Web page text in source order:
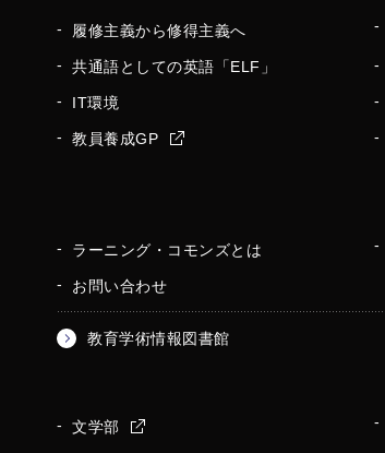
履修主義から修得主義へ
共通語としての英語「ELF」
IT環境
教員養成GP
ラーニング・コモンズとは
お問い合わせ
教育学術情報図書館
文学部